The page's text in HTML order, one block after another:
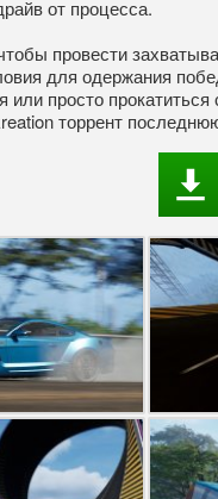
от процесса.
провести
для одержания
или просто
торрент